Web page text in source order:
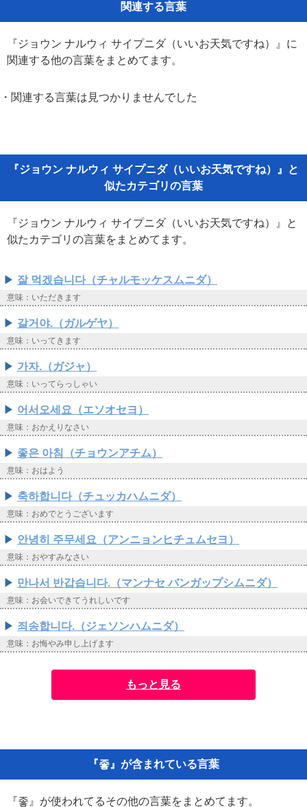
関連する言葉
『ジョウン ナルウィ サイプニダ（いいお天気ですね）』に
関連する他の言葉をまとめてます。
・関連する言葉は見つかりませんでした
『ジョウン ナルウィ サイプニダ（いいお天気ですね）』と
似たカテゴリの言葉
『ジョウン ナルウィ サイプニダ（いいお天気ですね）』と
似たカテゴリの言葉をまとめてます。
잘 먹겠습니다（チャルモッケスムニダ）
意味：いただきます
갈거야.（ガルゲヤ）
意味：いってきます
가자.（ガジャ）
意味：いってらっしゃい
어서오세요（エソオセヨ）
意味：おかえりなさい
좋은 아침（チョウンアチム）
意味：おはよう
축하합니다（チュッカハムニダ）
意味：おめでとうございます
안녕히 주무세요（アンニョンヒチュムセヨ）
意味：おやすみなさい
만나서 반갑습니다.（マンナセ バンガップシムニダ）
意味：お会いできてうれしいです
죄송합니다.（ジェソンハムニダ）
意味：お悔やみ申し上げます
もっと見る
『좋』が含まれている言葉
『좋』が使われてるその他の言葉をまとめてます。